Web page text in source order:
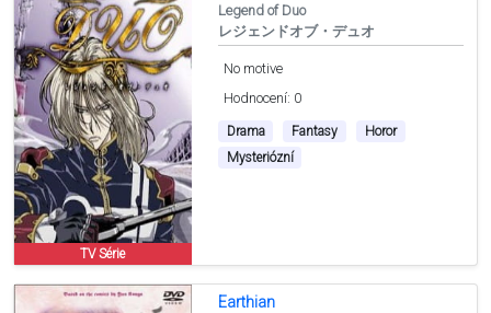
TV Série
Legend of Duo
レジェンドオブ・デュオ
No motive
Hodnocení: 0
Drama Fantasy
Horor
Mysteriózní
Earthian